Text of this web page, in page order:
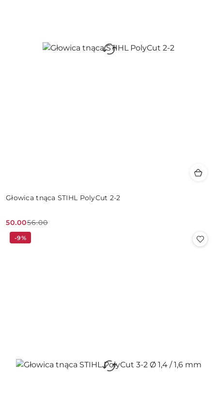
Głowica tnąca STIHL PolyCut 2-2
Cena
promocyjna:
50.00
Cena
przed
56.00
-9%